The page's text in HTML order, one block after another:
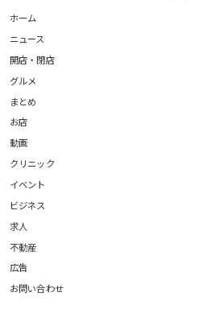
ホーム
ニュース
開店・閉店
グルメ
まとめ
お店
動画
クリニック
イベント
ビジネス
求人
不動産
広告
お問い合わせ